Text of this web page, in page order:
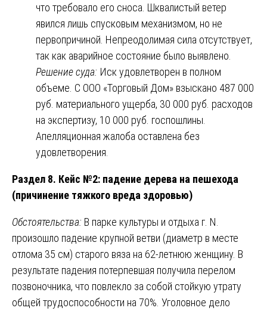
что требовало его сноса. Шквалистый ветер
явился лишь спусковым механизмом, но не
первопричиной. Непреодолимая сила отсутствует,
так как аварийное состояние было выявлено.
Решение суда: Иск удовлетворен в полном
объеме. С ООО «Торговый Дом» взыскано 487 000
руб. материального ущерба, 30 000 руб. расходов
на экспертизу, 10 000 руб. госпошлины.
Апелляционная жалоба оставлена без
удовлетворения.
Раздел 8. Кейс №2: падение дерева на пешехода
(причинение тяжкого вреда здоровью)
Обстоятельства: В парке культуры и отдыха г. N.
произошло падение крупной ветви (диаметр в месте
отлома 35 см) старого вяза на 62-летнюю женщину. В
результате падения потерпевшая получила перелом
позвоночника, что повлекло за собой стойкую утрату
общей трудоспособности на 70%. Уголовное дело